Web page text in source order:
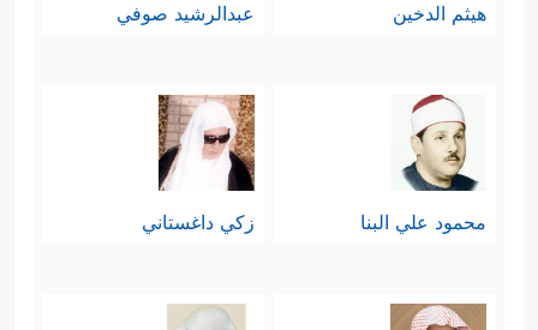
هيثم الدخين عبدالرشيد صوفي
محمود علي البنا زكي داغستاني